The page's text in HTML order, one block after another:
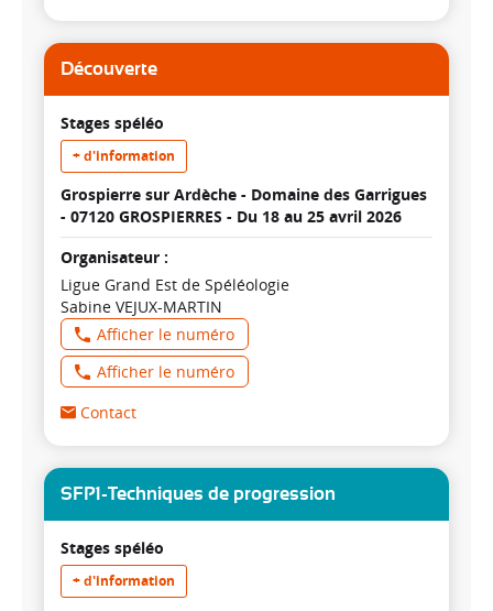
Découverte
Stages spéléo
+ d'information
Grospierre sur Ardèche - Domaine des Garrigues
- 07120 GROSPIERRES - Du 18 au 25 avril 2026
Organisateur :
Ligue Grand Est de Spéléologie
Sabine VEJUX-MARTIN
Afficher le numéro
Afficher le numéro
Contact
SFP1-Techniques de progression
Stages spéléo
+ d'information